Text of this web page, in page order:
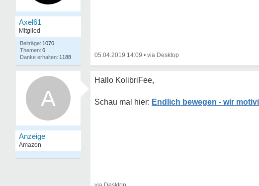
Axel61
Mitglied
1070
6
1188
05.04.2019 14:09 •
A
Hallo KolibriFee,
Endlich bewegen - wir